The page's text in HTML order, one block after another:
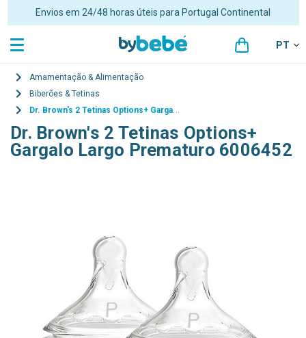
Envios em 24/48 horas úteis para Portugal Continental
PT
Amamentação & Alimentação
Biberões & Tetinas
Dr. Brown's 2 Tetinas Options+ Gargalo Largo Prematuro 6006452
Dr. Brown's 2 Tetinas Options+
Gargalo Largo Prematuro 6006452